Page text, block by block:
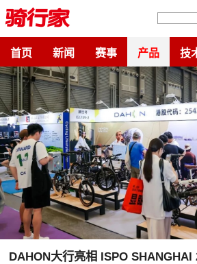
首页 新闻 赛事 产品 技
DAHON大行亮相 ISPO SHANGHAI